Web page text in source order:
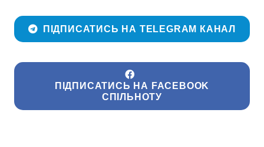
ПІДПИСАТИСЬ НА TELEGRAM КАНАЛ
ПІДПИСАТИСЬ НА FACEBOOK
СПІЛЬНОТУ